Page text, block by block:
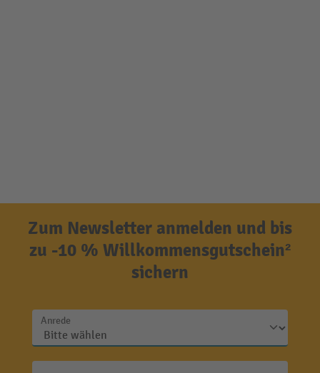
Zum Newsletter anmelden und bis
zu -10 % Willkommensgutschein²
sichern
Anrede